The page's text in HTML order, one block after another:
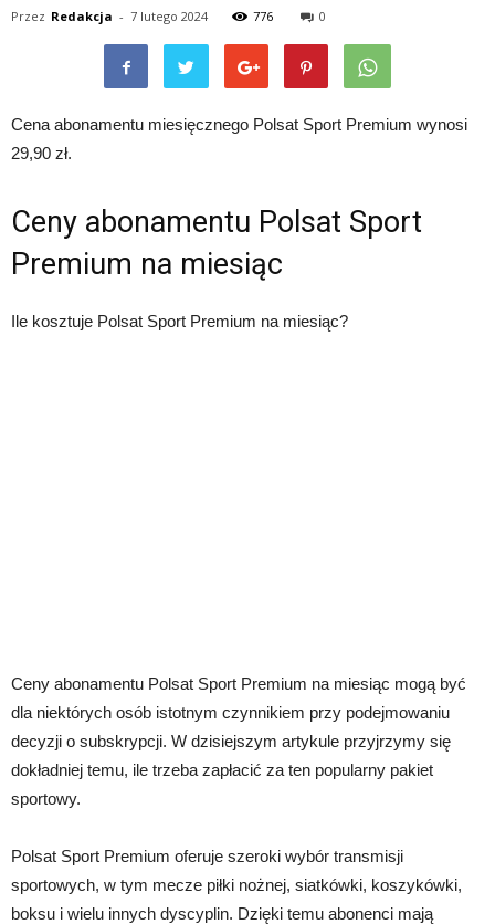
Przez Redakcja - 7 lutego 2024 776 0
Cena abonamentu miesięcznego Polsat Sport Premium wynosi
29,90 zł.
Ceny abonamentu Polsat Sport
Premium na miesiąc
Ile kosztuje Polsat Sport Premium na miesiąc?
Ceny abonamentu Polsat Sport Premium na miesiąc mogą być
dla niektórych osób istotnym czynnikiem przy podejmowaniu
decyzji o subskrypcji. W dzisiejszym artykule przyjrzymy się
dokładniej temu, ile trzeba zapłacić za ten popularny pakiet
sportowy.
Polsat Sport Premium oferuje szeroki wybór transmisji
sportowych, w tym mecze piłki nożnej, siatkówki, koszykówki,
boksu i wielu innych dyscyplin. Dzięki temu abonenci mają